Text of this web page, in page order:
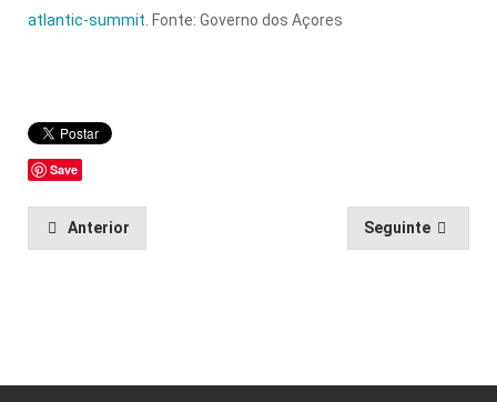
atlantic-summit . Fonte: Governo dos Açores
Save
Anterior Seguinte